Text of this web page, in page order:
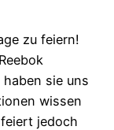
zu feiern!
sie uns
wissen
jedoch